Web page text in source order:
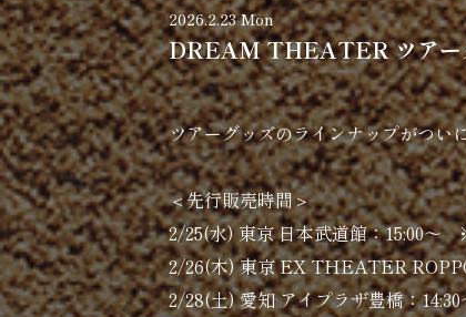
2026.2.23 Mon
DREAM THEATER ツアー
ツアーグッズのラインナップがつい
＜先行販売時間＞
2/25(水) 東京 日本武道館：15:00〜
2/26(木) 東京 EX THEATER
2/28(土) 愛知 アイプラザ豊橋：14:30